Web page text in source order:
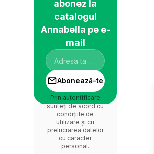
abonez la
catalogul
Annabella pe e-
mail
Abonează-te
Prin autentificare
sunteți de acord cu
condițiile de
utilizare și cu
prelucrarea datelor
cu caracter
personal.